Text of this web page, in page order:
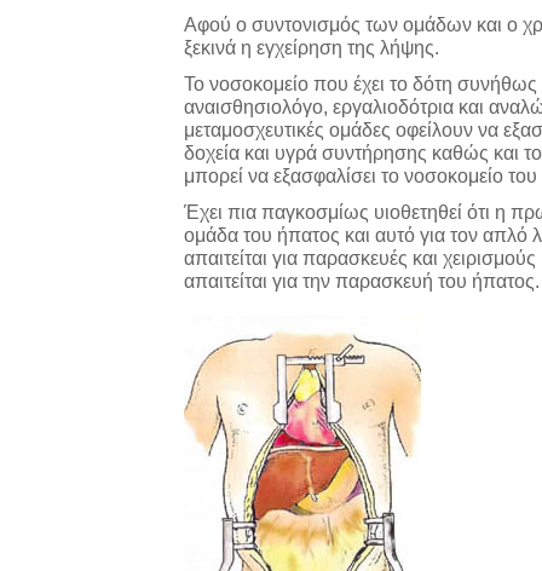
Αφού ο συντονισμός των ομάδων και ο
ξεκινά η εγχείρηση της λήψης.
Το νοσοκομείο που έχει το δότη συνήθως
αναισθησιολόγο, εργαλιοδότρια και
μεταμοσχευτικές ομάδες οφείλουν να
δοχεία και υγρά συντήρησης καθώς και
μπορεί να εξασφαλίσει το νοσοκομείο
Έχει πια παγκοσμίως υιοθετηθεί ότι η
ομάδα του ήπατος και αυτό για τον απλό
απαιτείται για παρασκευές και
απαιτείται για την παρασκευή του ήπατος.